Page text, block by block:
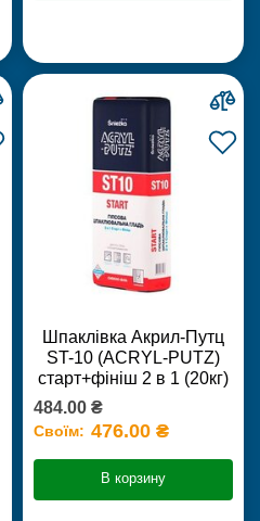
Шпаклівка Акрил-Путц
ST-10 (ACRYL-PUTZ)
старт+фініш 2 в 1 (20кг)
484.00 ₴
Своїм: 476.00 ₴
В корзину